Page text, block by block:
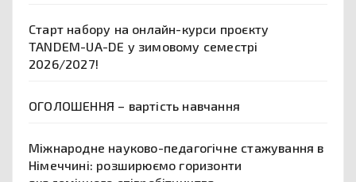
Старт набору на онлайн-курси проєкту
TANDEM-UA-DE у зимовому семестрі
2026/2027!
ОГОЛОШЕННЯ – вартість навчання
Міжнародне науково-педагогічне стажування в
Німеччині: розширюємо горизонти